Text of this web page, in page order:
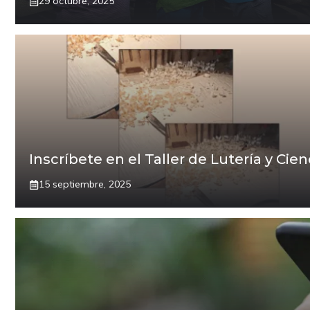
Inscríbete en el Taller de Lutería y
15 septiembre, 2025